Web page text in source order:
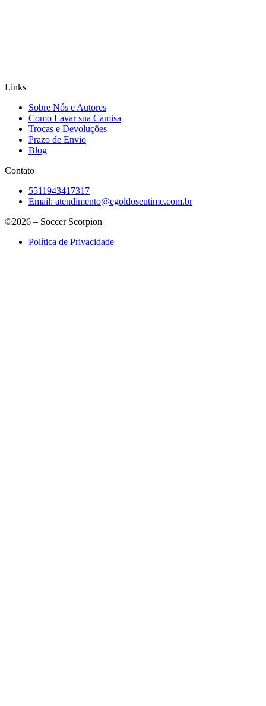
Links
Sobre Nós e Autores
Como Lavar sua Camisa
Trocas e Devoluções
Prazo de Envio
Blog
Contato
5511943417317
Email: atendimento@egoldoseutime.com.br
©2026 – Soccer Scorpion
Política de Privacidade